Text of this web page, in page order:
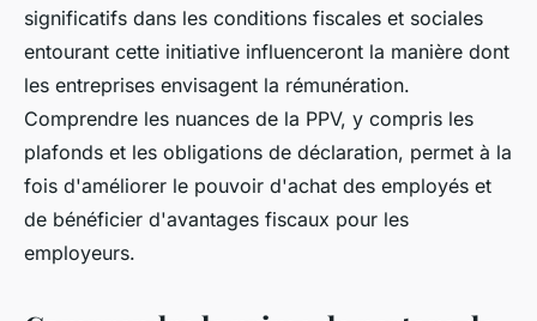
Noé•11 mars 2025•5 min de lecture
significatifs dans les conditions fiscales et sociales
entourant cette initiative influenceront la manière dont
les entreprises envisagent la rémunération.
Comprendre les nuances de la PPV, y compris les
plafonds et les obligations de déclaration, permet à la
fois d'améliorer le pouvoir d'achat des employés et
de bénéficier d'avantages fiscaux pour les
employeurs.